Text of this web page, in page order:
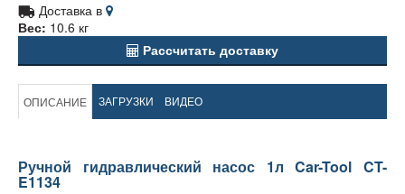
Доставка в
Вес: 10.6 кг
Рассчитать доставку
ОПИСАНИЕ ЗАГРУЗКИ ВИДЕО
Ручной гидравлический насос 1л Car-Tool CT-
E1134